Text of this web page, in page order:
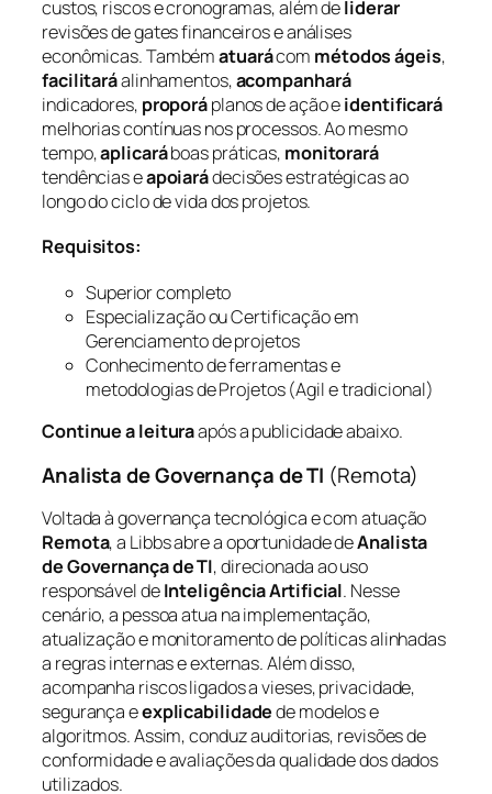
custos, riscos e cronogramas, além deliderar
revisões de gates financeiros e análises
econômicas. Tambématuarácom métodos ágeis,
facilitaráalinhamentos,acompanhará
indicadores, proporáplanos de ação eidentificará
melhorias contínuas nos processos. Ao mesmo
tempo,aplicaráboas práticas, monitorará
tendências eapoiarádecisões estratégicas ao
longo do ciclo de vida dos projetos.
Requisitos:
Superior completo
Especialização ou Certificação em
Gerenciamento de projetos
Conhecimento de ferramentas e
metodologias de Projetos (Agil e tradicional)
Continue a leituraapós a publicidade abaixo.
Analista de Governança de TI (Remota)
Voltada à governança tecnológica e com atuação
Remota, a Libbs abre a oportunidade deAnalista
de Governança de TI, direcionada ao uso
responsável deInteligência Artificial. Nesse
cenário, a pessoa atua na implementação,
atualização e monitoramento de políticas alinhadas
a regras internas e externas. Além disso,
acompanha riscos ligados a vieses, privacidade,
segurança eexplicabilidadede modelos e
algoritmos. Assim, conduz auditorias, revisões de
conformidade e avaliações da qualidade dos dados
utilizados.